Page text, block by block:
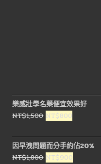
樂威壯學名藥便宜效果好
NT$1,500 原
價
格：
NT$1,500。
NT$800
價
格：
NT$800。
因早洩問題而分手約佔20%
NT$1,800 原
NT$900